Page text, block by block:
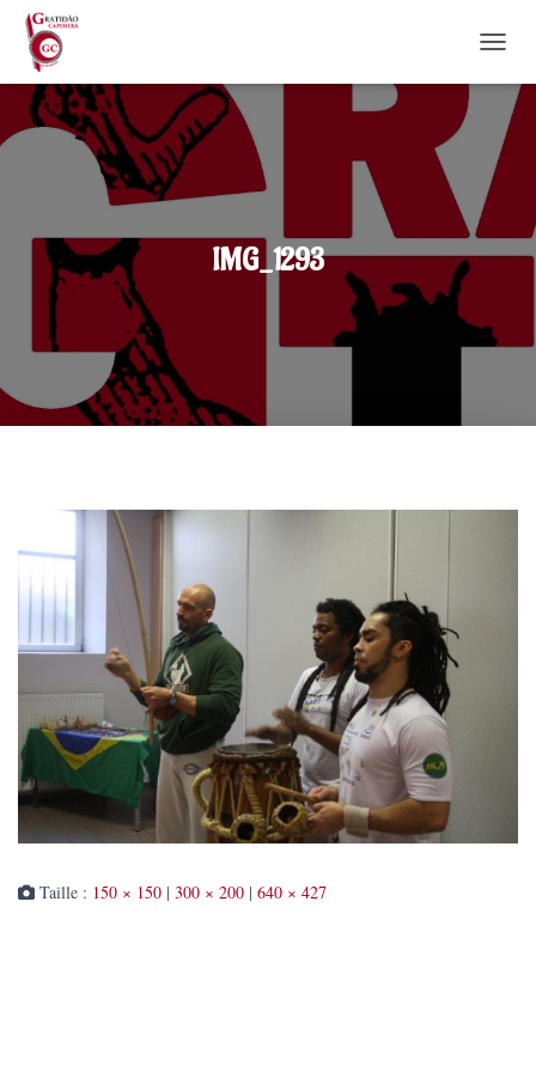
IMG_1293
Taille : 150 × 150 | 300 × 200 | 640 × 427